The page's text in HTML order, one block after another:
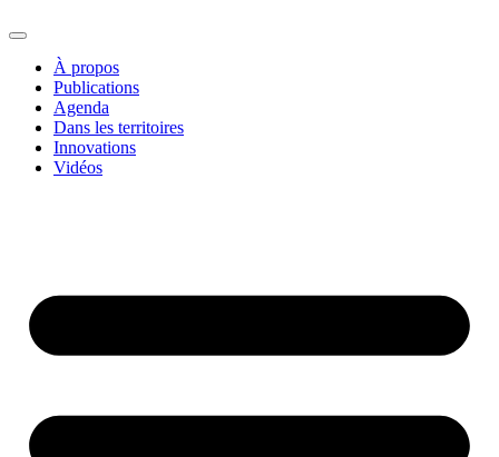
À propos
Publications
Agenda
Dans les territoires
Innovations
Vidéos